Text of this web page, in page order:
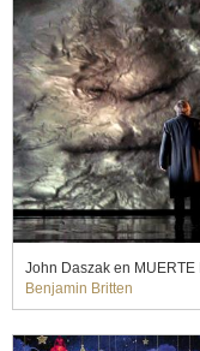
Benjamin Britten